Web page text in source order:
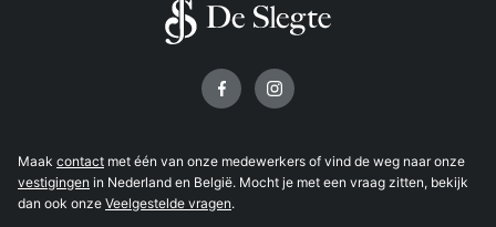
Maak contact met één van onze medewerkers of vind de weg naar onze
vestigingen in Nederland en België. Mocht je met een vraag zitten, bekijk
dan ook onze Veelgestelde vragen.